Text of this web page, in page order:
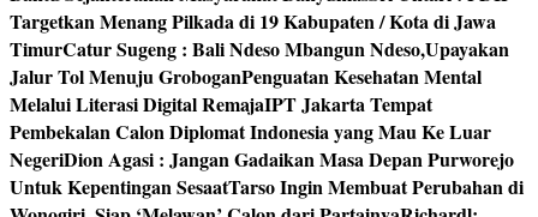
Targetkan Menang Pilkada di 19 Kabupaten / Kota di Jawa
TimurCatur Sugeng : Bali Ndeso Mbangun Ndeso,Upayakan
Jalur Tol Menuju GroboganPenguatan Kesehatan Mental
Melalui Literasi Digital RemajaIPT Jakarta Tempat
Pembekalan Calon Diplomat Indonesia yang Mau Ke Luar
NegeriDion Agasi : Jangan Gadaikan Masa Depan Purworejo
Untuk Kepentingan SesaatTarso Ingin Membuat Perubahan di